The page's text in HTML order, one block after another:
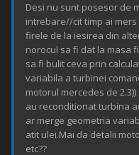
Desi nu sunt posesor de
intrebare//cit timp ai
firele de la iesirea din
norocul sa fi dat la masa
sa fi bulit ceva prin
variabila a turbinei
motorul mercedes de
au reconditionat turbina
ar merge geometria
atit ulei.Mai da detalii
etc??